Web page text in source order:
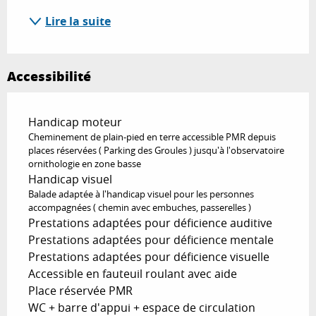
Lire la suite
Accessibilité
Handicap moteur
Cheminement de plain-pied en terre accessible PMR depuis
places réservées ( Parking des Groules ) jusqu'à l'observatoire
ornithologie en zone basse
Handicap visuel
Balade adaptée à l'handicap visuel pour les personnes
accompagnées ( chemin avec embuches, passerelles )
Prestations adaptées pour déficience auditive
Prestations adaptées pour déficience mentale
Prestations adaptées pour déficience visuelle
Accessible en fauteuil roulant avec aide
Place réservée PMR
WC + barre d'appui + espace de circulation